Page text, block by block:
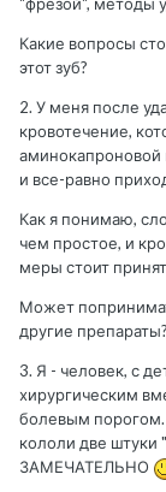
"фрезой", методы
Какие вопросы
этот зуб?
2. У меня после
кровотечение,
аминокапроновой
и все-равно
Как я понимаю,
чем простое, и
меры стоит
Может
другие препараты?
3. Я - человек, с
хирургическим
болевым порогом.
кололи две штуки
ЗАМЕЧАТЕЛЬНО